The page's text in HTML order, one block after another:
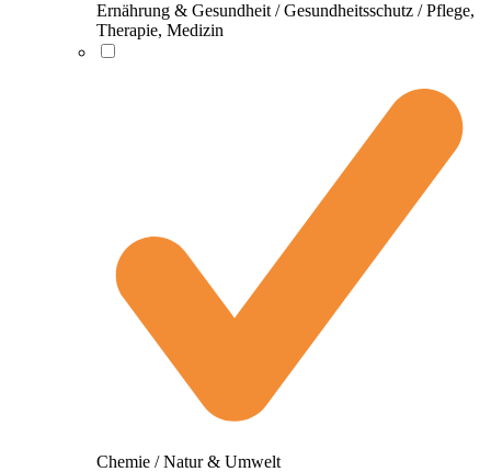
Ernährung & Gesundheit / Gesundheitsschutz / Pflege,
Therapie, Medizin
Chemie / Natur & Umwelt